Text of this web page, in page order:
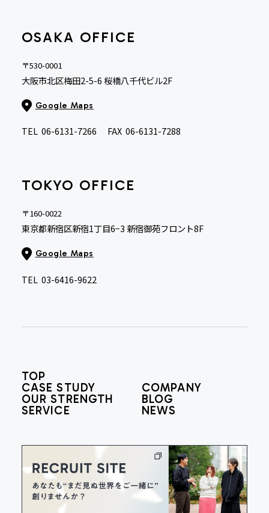
OSAKA OFFICE
〒530-0001
大阪市北区梅田2-5-6 桜橋八千代ビル2F
Google Maps
TEL 06-6131-7266 FAX 06-6131-7288
TOKYO OFFICE
〒160-0022
東京都新宿区新宿1丁目6−3 新宿御苑フロント8F
Google Maps
TEL 03-6416-9622
TOP
CASE STUDY
OUR STRENGTH
SERVICE
COMPANY
BLOG
NEWS